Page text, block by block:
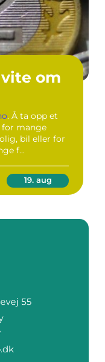
om
. Å ta opp et
mange
bil eller for
f...
19. aug